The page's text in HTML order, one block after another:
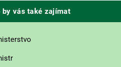
by vás také zajímat